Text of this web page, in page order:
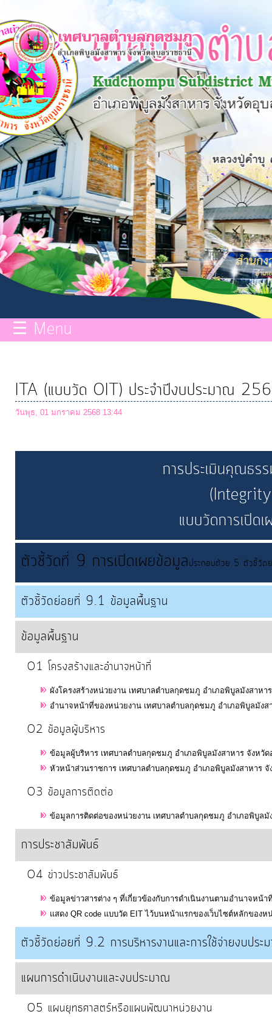
หน้า
หลัก
ข้อมูล
พื้น
ฐาน
บุคลากร
แผน
ยุทธศาสตร์
ข่าวสาร
กิจการ
ITA
การ
จัดการ
ความ
รู้
การ
ดำเนิน
งาน
บริการ
แผนการ
จ่าย
ประมาณ
ประจำ
ปี
บริหาร
และ
บุคคล
☰ Menu
ITA (แบบวัด OIT) ประจำปีงบประมาณ
วันพุธ, 01 มกราคม 2568 13:44
การประเมินคุณธร
แบบวัดการเปิ
ตัวชี้วัดที่ 9 การเปิดเผยข้อมูลประกอบด้วย 5 ตัวชี้วัด
ตัวชี้วัดย่อยที่ 9.1 ข้อมูลพื้นฐาน
ข้อมูลพื้นฐาน
O1 โครงสร้างและอำนาจหน้าที่
ผังโครงสร้างหน่วยงาน เทศบาลตำบลกุดชมภู อำเภอพิบูลมังสาหา
อำนาจหน้าที่ของหน่วยงาน เทศบาลตำบลกุดชมภู อำเภอพิบูลมังส
O2 ข้อมูลผู้บริหาร
ข้อมูลผู้บริหาร เทศบาลตำบลกุดชมภู อำเภอพิบูลมังสาหาร จังหวั
หัวหน้าส่วนราชการ เทศบาลตำบลกุดชมภู อำเภอพิบูลมังสาหาร
O3 ข้อมูลการติดต่อ
ข้อมูลการติดต่อของหน่วยงาน เทศบาลตำบลกุดชมภู อำเภอพิบูลมั
การประชาสัมพันธ์
O4 ข่าวประชาสัมพันธ์
ข้อมูลข่าวสารต่าง ๆ ที่เกี่ยวข้องกับการดำเนินงานตามอำนาจหน้
แสดง QR code แบบวัด EIT ไว้บนหน้าแรกของเว็บไซต์หลักของห
ตัวชี้วัดย่อยที่ 9.2 การบริหารงานและการใช้จ่ายงบประ
แผนการดำเนินงานและงบประมาณ
O5 แผนยุทธศาสตร์หรือแผนพัฒนาหน่วยงาน